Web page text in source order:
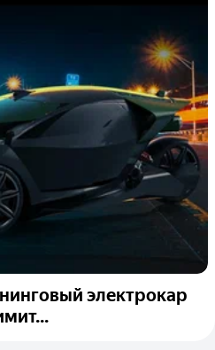
электрокар